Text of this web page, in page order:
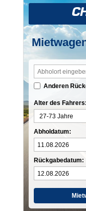
Anderen
Alter des Fahrers:
Abholdatum:
Rückgabedatum: